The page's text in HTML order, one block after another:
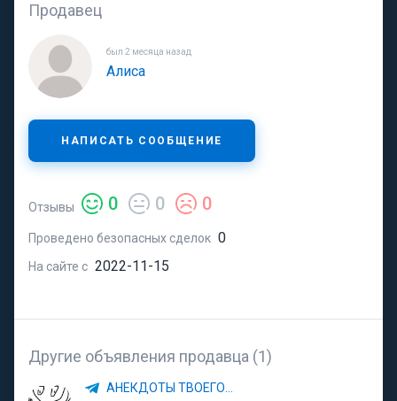
Продавец
был 2 месяца назад
Алиса
НАПИСАТЬ СООБЩЕНИЕ
Отзывы 0 0 0
Проведено безопасных сделок 0
На сайте с 2022-11-15
Другие объявления продавца (1)